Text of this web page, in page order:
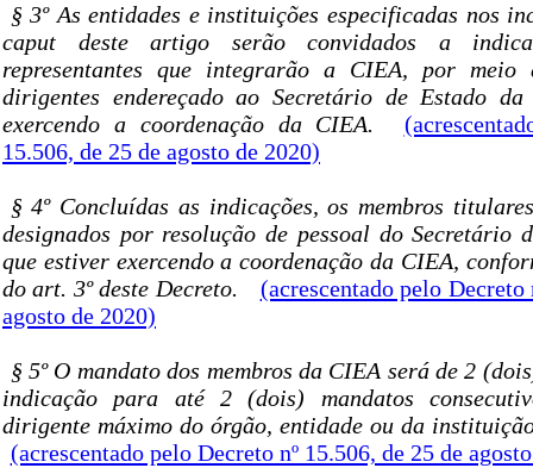
§ 3º As entidades e instituições especificadas nos
caput deste artigo serão convidados a
representantes que integrarão a CIEA, por
dirigentes endereçado ao Secretário de Estado
exercendo a coordenação da CIEA.
15.506, de 25 de agosto de 2020)
§ 4º Concluídas as indicações, os membros
designados por resolução de pessoal do Secretário
que estiver exercendo a coordenação da CIEA,
do art. 3º deste Decreto.
(acrescentado pelo Decreto
agosto de 2020)
§ 5º O mandato dos membros da CIEA será de 2
indicação para até 2 (dois) mandatos
dirigente máximo do órgão, entidade ou da
(acrescentado pelo Decreto nº 15.506, de 25 de